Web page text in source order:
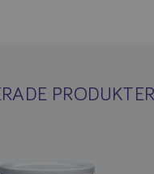
PRODUKTER